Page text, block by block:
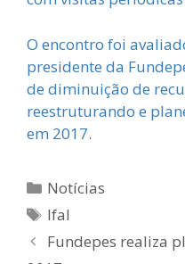
O encontro foi
presidente da
de diminuição de
reestruturando e
em 2017.
Categorias
Notícias
Tags
Ifal
Fundepes realiza